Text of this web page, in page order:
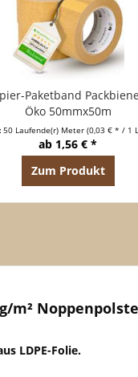
Paketband
Öko 50mmx50m
50 Laufende(r) Meter(0,03 € * / 1
ab 1,56 € *
Zum Produkt
m²
LDPE-Folie.